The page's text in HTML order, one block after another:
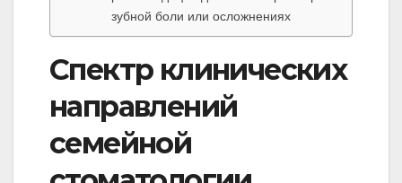
зубной боли или осложнениях
Спектр клинических
направлений
семейной